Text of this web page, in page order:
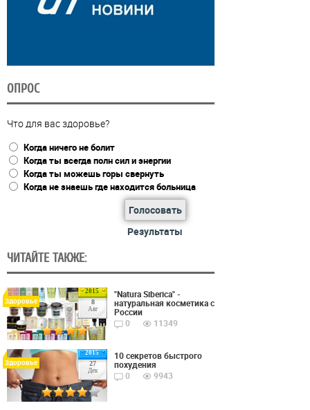
ОПРОС
Что для вас здоровье?
Когда ничего не болит
Когда ты всегда полн сил и энергии
Когда ты можешь горы свернуть
Когда не знаешь где находится больница
Голосовать
Результаты
ЧИТАЙТЕ ТАКЖЕ:
2015
8
Авг
Здоровье
"Natura Siberica" -
натуральная косметика с
России
0
11349
2015
27
Дек
Здоровье
10 секретов быстрого
похудения
0
9943